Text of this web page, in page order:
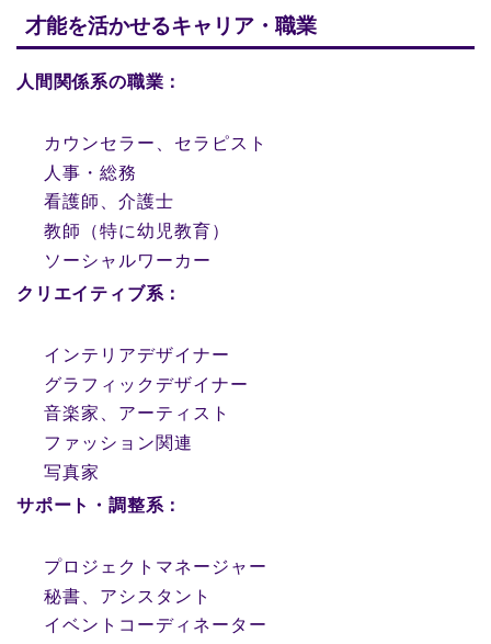
才能を活かせるキャリア・職業
人間関係系の職業：
カウンセラー、セラピスト
人事・総務
看護師、介護士
教師（特に幼児教育）
ソーシャルワーカー
クリエイティブ系：
インテリアデザイナー
グラフィックデザイナー
音楽家、アーティスト
ファッション関連
写真家
サポート・調整系：
プロジェクトマネージャー
秘書、アシスタント
イベントコーディネーター